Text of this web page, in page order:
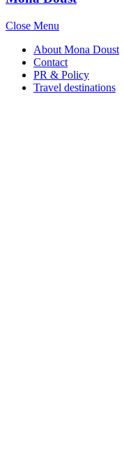
Close Menu
About Mona Doust
Contact
PR & Policy
Travel destinations